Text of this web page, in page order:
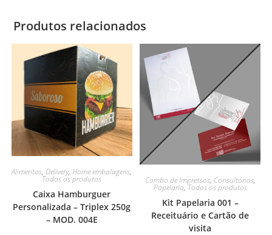
Produtos relacionados
Alimentos,Delivery,Home embalagens,
Todos os produtos
Caixa Hamburguer
Personalizada – Triplex 250g
– MOD. 004E
Combo de Impressos, Consultórios,
Papelaria,Todos os produtos
Kit Papelaria 001 –
Receituário e Cartão de
visita